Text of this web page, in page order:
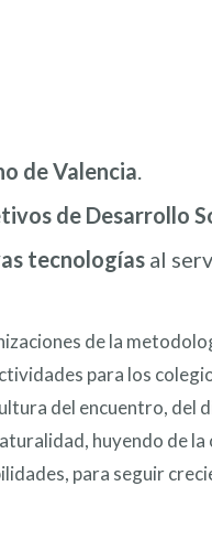
de Valencia.
de Desarrollo
tecnologías al
de la
para los
del encuentro, del
huyendo de la
para seguir